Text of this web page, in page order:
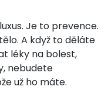
Je to prevence.
A když to děláte
léky na bolest,
nebudete
už ho máte.